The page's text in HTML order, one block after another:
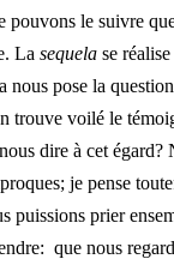
pouvons le suivre
La sequela se
nous pose la
trouve voilé le
dire à cet
je pense
puissions prier
que nous